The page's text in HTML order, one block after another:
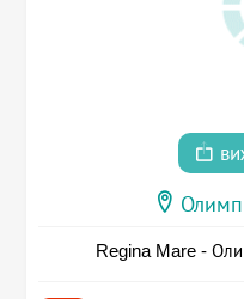
Regina Mare -